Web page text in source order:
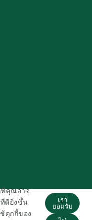
ที่คุณอาจ
ดียิ่งขึ้น
คุกกี้ของ
เรา
ยอมรับ
Reserved